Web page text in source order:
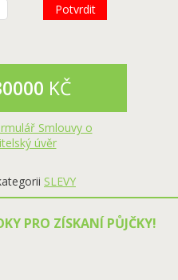
Potvrdit
KČ
Smlouvy o
úvěr
SLEVY
PRO ZÍSKANÍ PŮJČKY!